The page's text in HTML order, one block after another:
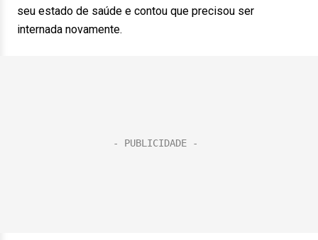
seu estado de saúde e contou que precisou ser
internada novamente.